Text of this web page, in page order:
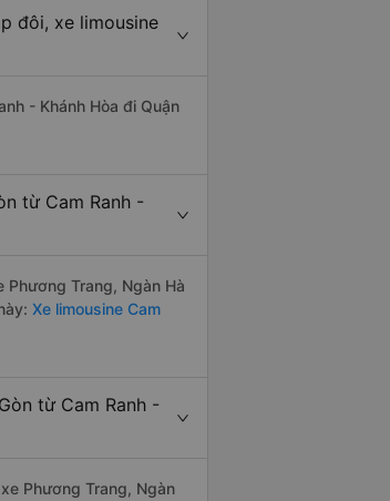
đôi, xe limousine
- Khánh Hòa đi Quận
từ Cam Ranh -
Trang, Ngàn Hà
Xe limousine Cam
từ Cam Ranh -
Phương Trang, Ngàn